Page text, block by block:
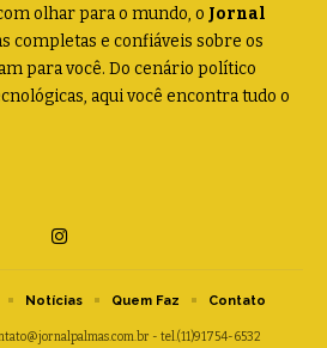
olhar para o mundo, o Jornal
completas e confiáveis sobre os
para você. Do cenário político
aqui você encontra tudo o
- tel.(11)91754-6532
Notícias Quem Faz Contato